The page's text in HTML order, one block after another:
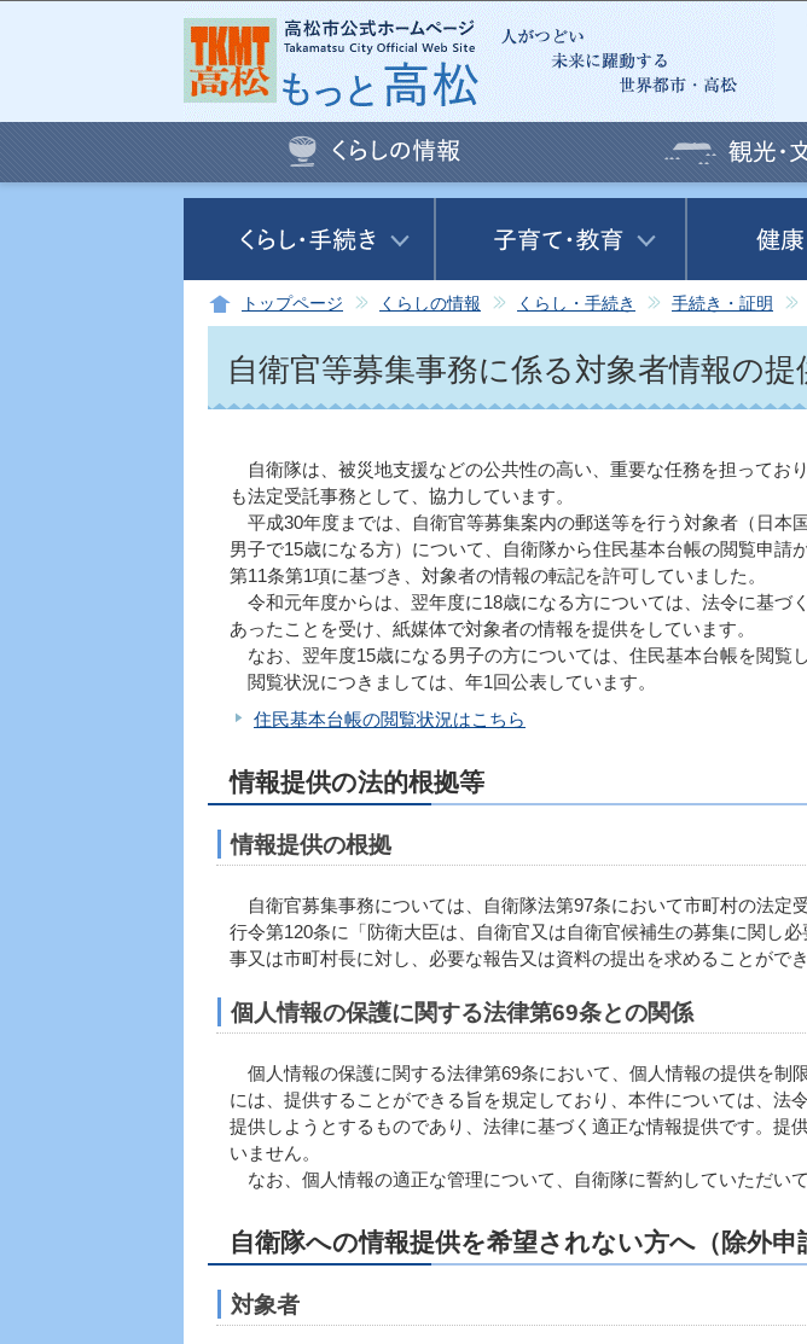
このペー
トップページ くらしの情報 くらし・手続き 手続き・証明
自衛官等募集事務に係る対象者情報の提
自衛隊は、被災地支援などの公共性の高い、重要な任務を担ってお
も法定受託事務として、協力しています。
平成30年度までは、自衛官等募集案内の郵送等を行う対象者（日本
男子で15歳になる方）について、自衛隊から住民基本台帳の閲覧申請
第11条第1項に基づき、対象者の情報の転記を許可していました。
令和元年度からは、翌年度に18歳になる方については、法令に基づ
あったことを受け、紙媒体で対象者の情報を提供をしています。
なお、翌年度15歳になる男子の方については、住民基本台帳を閲覧
閲覧状況につきましては、年1回公表しています。
住民基本台帳の閲覧状況はこちら
情報提供の法的根拠等
情報提供の根拠
自衛官募集事務については、自衛隊法第97条において市町村の法定
行令第120条に「防衛大臣は、自衛官又は自衛官候補生の募集に関し
事又は市町村長に対し、必要な報告又は資料の提出を求めることがで
個人情報の保護に関する法律第69条との関係
個人情報の保護に関する法律第69条において、個人情報の提供を制
には、提供することができる旨を規定しており、本件については、法
提供しようとするものであり、法律に基づく適正な情報提供です。提
いません。
なお、個人情報の適正な管理について、自衛隊に誓約していただいて
自衛隊への情報提供を希望されない方へ（除外申
対象者